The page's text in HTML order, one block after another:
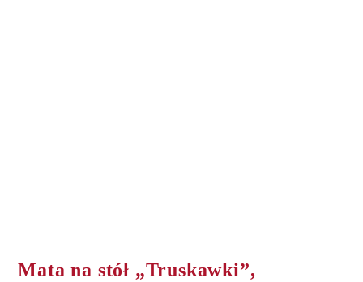
Mata na stół „Truskawki”,